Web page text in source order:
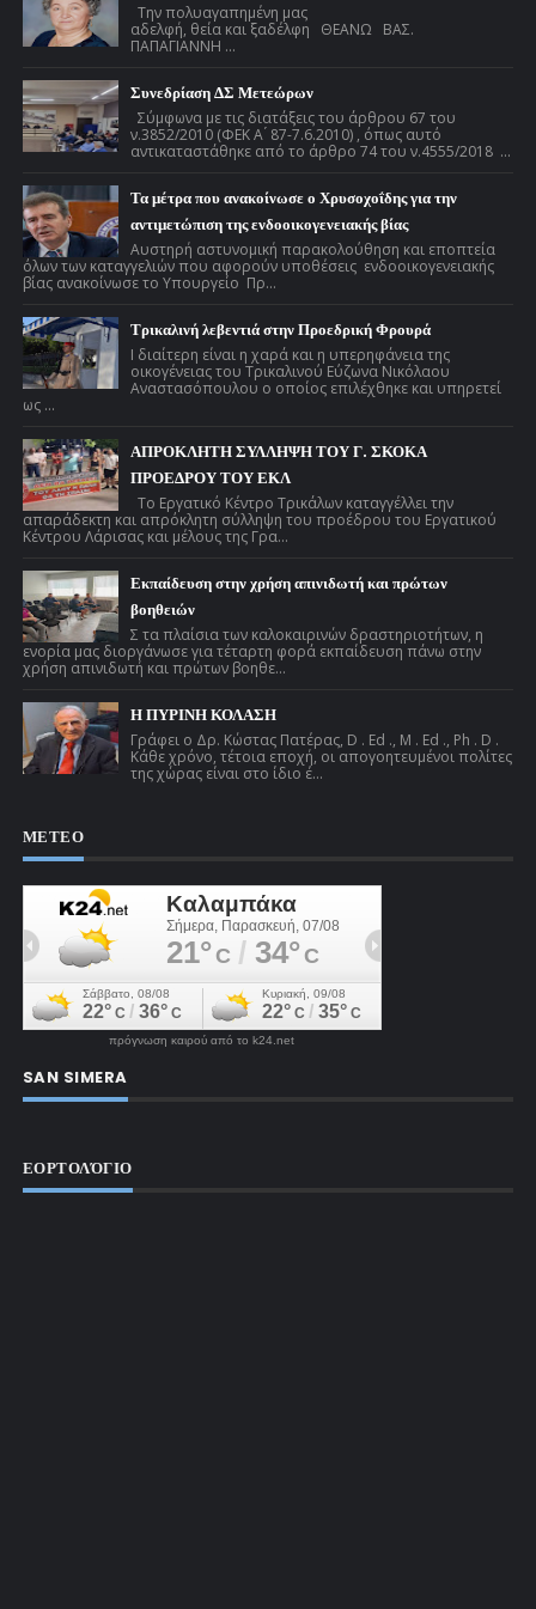
Την πολυαγαπημένη μας
αδελφή, θεία και ξαδέλφη ΘΕΑΝΩ ΒΑΣ.
ΠΑΠΑΓΙΑΝΝΗ ...
Συνεδρίαση ΔΣ Μετεώρων
Σύμφωνα με τις διατάξεις του άρθρου 67 του
ν.3852/2010 (ΦΕΚ Α ́ 87-7.6.2010) , όπως αυτό
αντικαταστάθηκε από το άρθρο 74 του ν.4555/2018 ...
Τα μέτρα που ανακοίνωσε ο Χρυσοχοΐδης για την
αντιμετώπιση της ενδοοικογενειακής βίας
Αυστηρή αστυνομική παρακολούθηση και εποπτεία
όλων των καταγγελιών που αφορούν υποθέσεις ενδοοικογενειακής
βίας ανακοίνωσε το Υπουργείο Πρ...
Τρικαλινή λεβεντιά στην Προεδρική Φρουρά
Ι διαίτερη είναι η χαρά και η υπερηφάνεια της
οικογένειας του Τρικαλινού Εύζωνα Νικόλαου
Αναστασόπουλου ο οποίος επιλέχθηκε και υπηρετεί
ως ...
ΑΠΡΟΚΛΗΤΗ ΣΥΛΛΗΨΗ ΤΟΥ Γ. ΣΚΟΚΑ
ΠΡΟΕΔΡΟΥ ΤΟΥ ΕΚΛ
Το Εργατικό Κέντρο Τρικάλων καταγγέλλει την
απαράδεκτη και απρόκλητη σύλληψη του προέδρου του Εργατικού
Κέντρου Λάρισας και μέλους της Γρα...
Εκπαίδευση στην χρήση απινιδωτή και πρώτων
βοηθειών
Σ τα πλαίσια των καλοκαιρινών δραστηριοτήτων, η
ενορία μας διοργάνωσε για τέταρτη φορά εκπαίδευση πάνω στην
χρήση απινιδωτή και πρώτων βοηθε...
Η ΠΥΡΙΝΗ ΚΟΛΑΣΗ
Γράφει ο Δρ. Κώστας Πατέρας, D . Ed ., M . Ed ., Ph . D .
Κάθε χρόνο, τέτοια εποχή, οι απογοητευμένοι πολίτες
της χώρας είναι στο ίδιο έ...
ΜΕΤΕΟ
πρόγνωση καιρού από το k24.net
SAN SIMERA
ΕΟΡΤΟΛΌΓΙΟ